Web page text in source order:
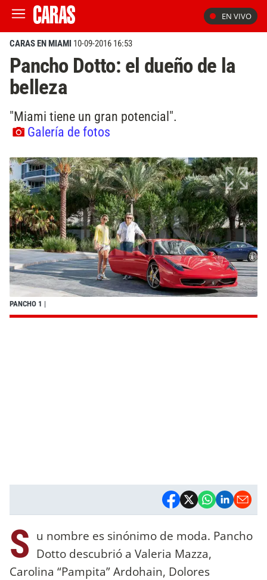
EN VIVO
CARAS EN MIAMI 10-09-2016 16:53
Pancho Dotto: el dueño de la
belleza
"Miami tiene un gran potencial".
Galería de fotos
PANCHO 1 |
S u nombre es sinónimo de moda. Pancho
Dotto descubrió a Valeria Mazza,
Carolina “Pampita” Ardohain, Dolores